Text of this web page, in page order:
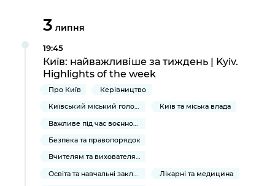
Kyiv International Relations
Річні звіти
Гендерна політика
Безбар'єрність
Портал Захисників та Захисниць
Безбар'єрність
Портал послуг
Міський застосунок Київ Цифровий
Важливе під час воєнного стану
Важливе під час воєнного стану
Публічні дашборди
3 липня
19:45
Київ: найважливіше за тиждень | Kyiv.
Highlights of the week
Про Київ
Керівництво
Київський міський голова
Київ та міська влада
Важливе під час воєнного стану
Безпека та правопорядок
Вчителям та вихователям
Освіта та навчальні заклади
Лікарні та медицина